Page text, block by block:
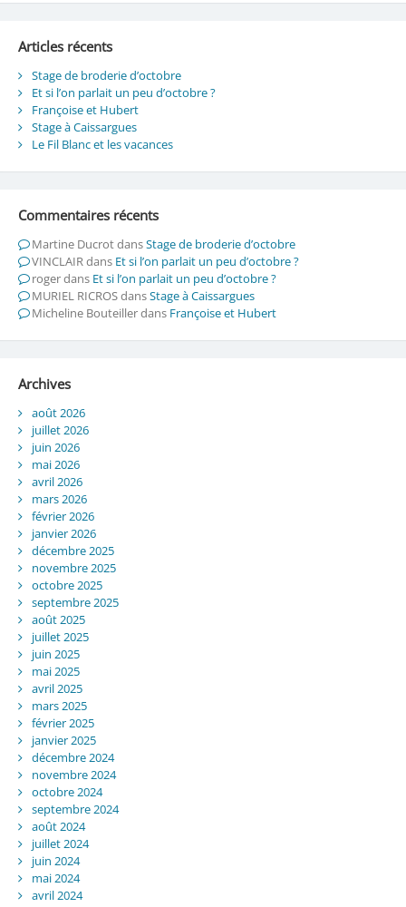
Articles récents
Stage de broderie d’octobre
Et si l’on parlait un peu d’octobre ?
Françoise et Hubert
Stage à Caissargues
Le Fil Blanc et les vacances
Commentaires récents
Martine DucrotdansStage de broderie d’octobre
VINCLAIRdans Et si l’on parlait un peu d’octobre ?
rogerdans Et si l’on parlait un peu d’octobre ?
MURIEL RICROSdansStage à Caissargues
Micheline Bouteillerdans Françoise et Hubert
Archives
août 2026
juillet 2026
juin 2026
mai 2026
avril 2026
mars 2026
février 2026
janvier 2026
décembre 2025
novembre 2025
octobre 2025
septembre 2025
août 2025
juillet 2025
juin 2025
mai 2025
avril 2025
mars 2025
février 2025
janvier 2025
décembre 2024
novembre 2024
octobre 2024
septembre 2024
août 2024
juillet 2024
juin 2024
mai 2024
avril 2024